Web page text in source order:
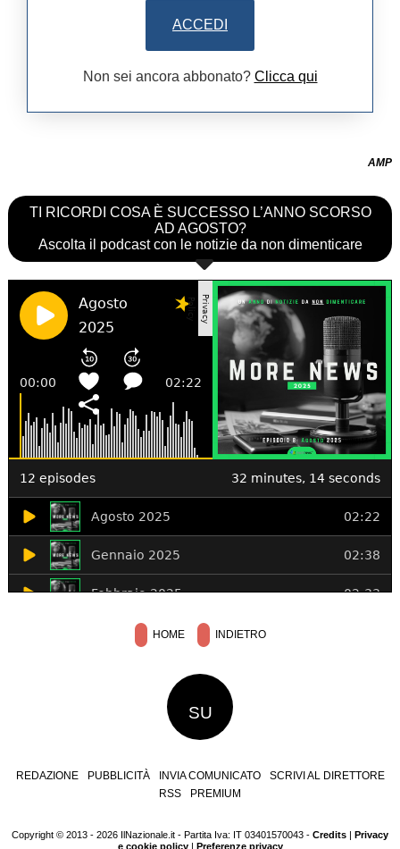
ACCEDI
Non sei ancora abbonato? Clicca qui
AMP
TI RICORDI COSA È SUCCESSO L’ANNO SCORSO
AD AGOSTO?
Ascolta il podcast con le notizie da non dimenticare
HOME INDIETRO
SU
REDAZIONE PUBBLICITÀ INVIA COMUNICATO
SCRIVI AL DIRETTORE
RSS
PREMIUM
Copyright © 2013 - 2026 IlNazionale.it - Partita Iva: IT 03401570043 - Credits | Privacy
e cookie policy| Preferenze privacy